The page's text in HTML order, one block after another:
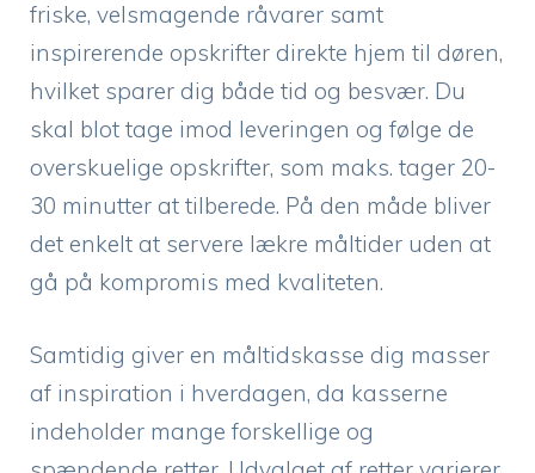
friske, velsmagende råvarer samt
inspirerende opskrifter direkte hjem til døren,
hvilket sparer dig både tid og besvær. Du
skal blot tage imod leveringen og følge de
overskuelige opskrifter, som maks. tager 20-
30 minutter at tilberede. På den måde bliver
det enkelt at servere lækre måltider uden at
gå på kompromis med kvaliteten.
Samtidig giver en måltidskasse dig masser
af inspiration i hverdagen, da kasserne
indeholder mange forskellige og